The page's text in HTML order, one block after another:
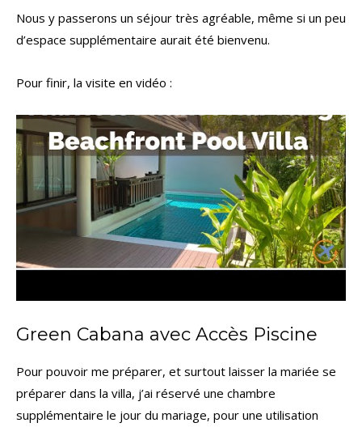
Nous y passerons un séjour très agréable, même si un peu
d’espace supplémentaire aurait été bienvenu.
Pour finir, la visite en vidéo :
Green Cabana avec Accès Piscine
Pour pouvoir me préparer, et surtout laisser la mariée se
préparer dans la villa, j’ai réservé une chambre
supplémentaire le jour du mariage, pour une utilisation